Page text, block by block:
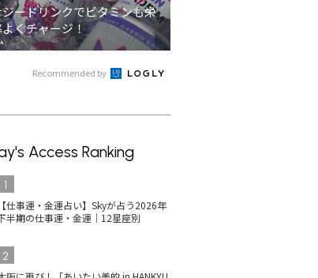
ードリンクでビタミンも栄
くチャージ！
Recommended by
Access Ranking
1
【仕事運・金運占い】Skyが占う2026年
半期の仕事運・金運｜12星座別
2